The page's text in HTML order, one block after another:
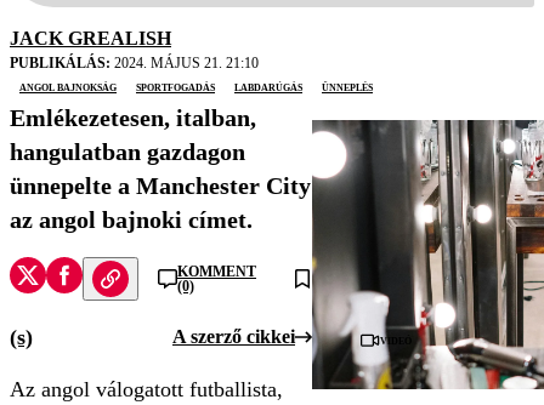
JACK GREALISH
PUBLIKÁLÁS: 2024. MÁJUS 21. 21:10
angol bajnokság
sportfogadás labdarúgás ünneplés
Emlékezetesen, italban,
hangulatban gazdagon
ünnepelte a Manchester City
az angol bajnoki címet.
KOMMENT
(0)
(s) A szerző cikkei
Az angol válogatott futballista,
Videó